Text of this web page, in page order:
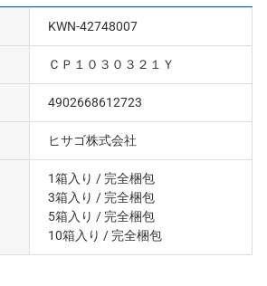
KWN-42748007
ＣＰ１０３０３２１Ｙ
4902668612723
ヒサゴ株式会社
1箱入り / 完全梱包
3箱入り / 完全梱包
5箱入り / 完全梱包
10箱入り / 完全梱包